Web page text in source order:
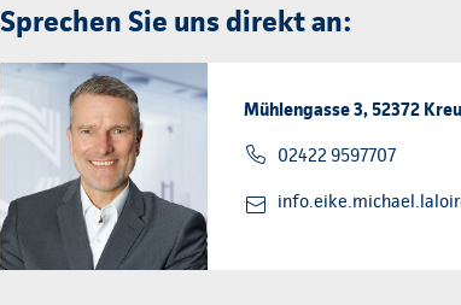
Sprechen Sie uns direkt an:
Mühlengasse 3, 52372
02422 9597707